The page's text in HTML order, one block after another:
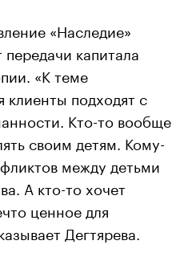
«Наследие»
капитала
«К теме
клиенты подходят с
Кто-то вообще
своим детям. Кому-
между детьми
А кто-то хочет
ценное для
Дегтярева.